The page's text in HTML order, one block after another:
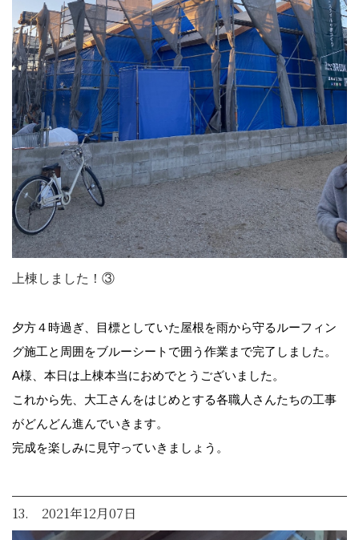
上棟しました！③
夕方４時過ぎ、目標としていた屋根を雨から守るルーフィン
グ施工と周囲をブルーシートで囲う作業まで完了しました。
A様、本日は上棟本当におめでとうございました。
これから先、大工さんをはじめとする各職人さんたちの工事
がどんどん進んでいきます。
完成を楽しみに見守っていきましょう。
13. 2021年12月07日